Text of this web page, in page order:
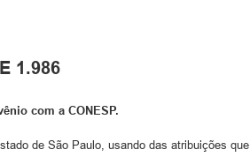
1.986
com a CONESP.
de São Paulo, usando das atribuições